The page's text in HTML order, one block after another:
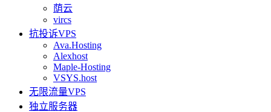
荫云
vircs
抗投诉VPS
Ava.Hosting
Alexhost
Maple-Hosting
VSYS.host
无限流量VPS
独立服务器